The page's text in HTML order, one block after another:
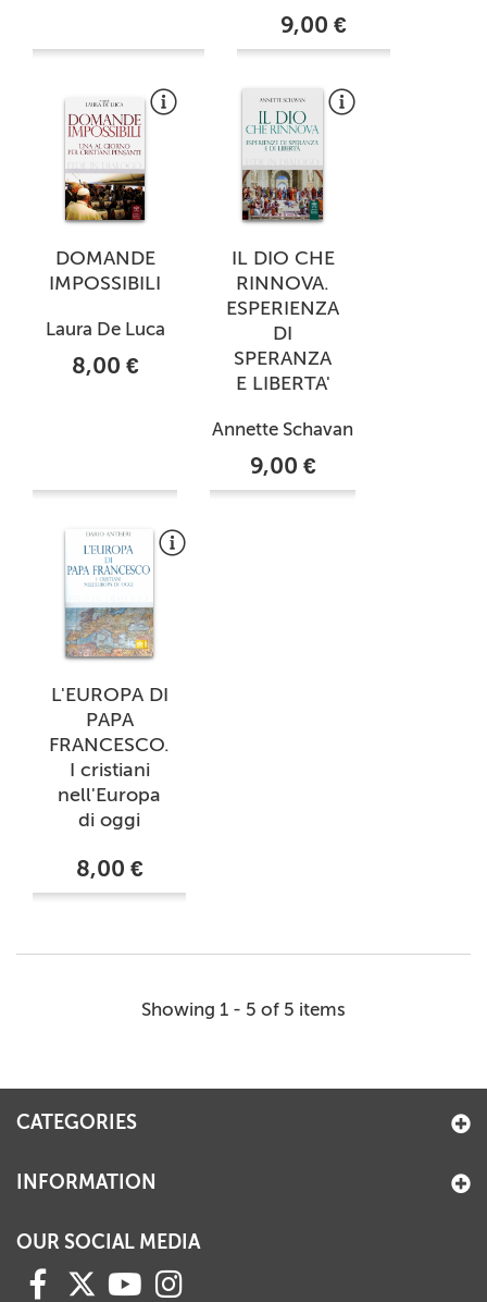
9,00 €
DOMANDE
IMPOSSIBILI
Laura De Luca
8,00 €
IL DIO CHE
RINNOVA.
ESPERIENZA
DI
SPERANZA
E LIBERTA'
Annette Schavan
9,00 €
L'EUROPA DI
PAPA
FRANCESCO.
I cristiani
nell'Europa
di oggi
8,00 €
Showing 1 - 5 of 5 items
CATEGORIES
INFORMATION
OUR SOCIAL MEDIA